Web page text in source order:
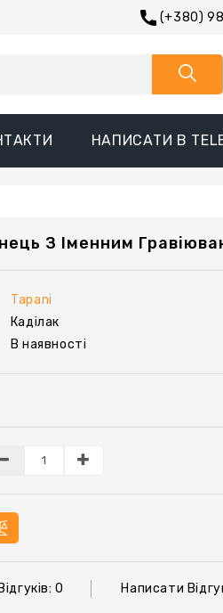
(+380)
НАПИСАТИ В
З Іменним
Tapani
Каділак
В наявності
Відгуків: 0 Написати